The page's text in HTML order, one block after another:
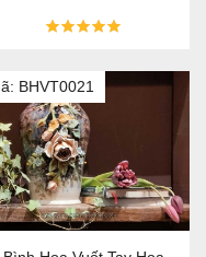
BHVT0021